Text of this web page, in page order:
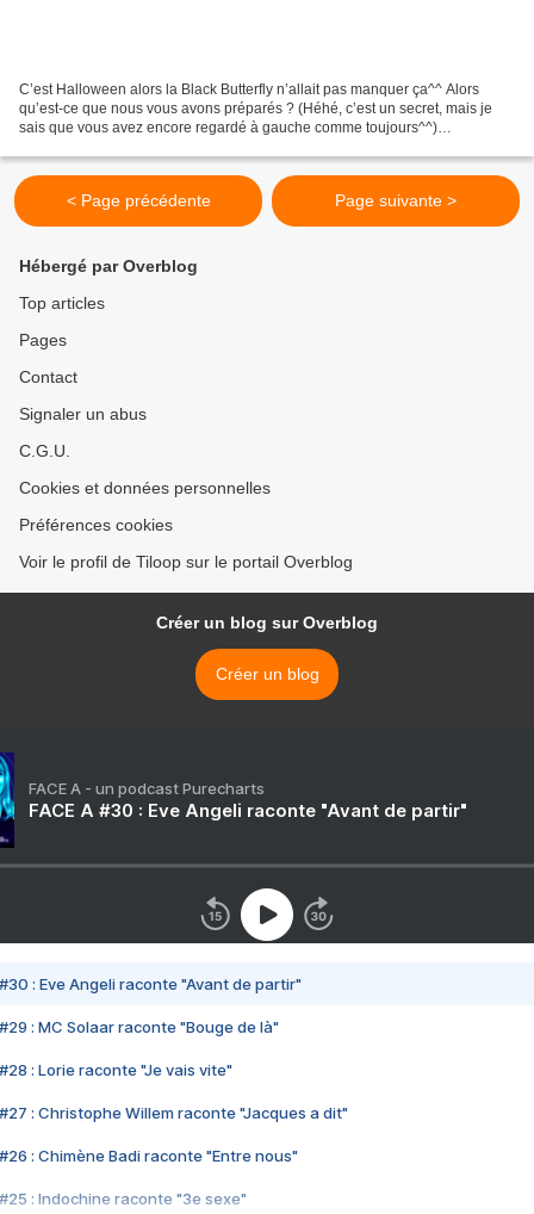
C’est Halloween alors la Black Butterfly n’allait pas manquer ça^^ Alors
qu’est-ce que nous vous avons préparés ? (Héhé, c’est un secret, mais je
sais que vous avez encore regardé à gauche comme toujours^^)
< Page précédente Page suivante >
Hébergé par Overblog
Top articles
Pages
Contact
Signaler un abus
C.G.U.
Cookies et données personnelles
Préférences cookies
Voir le profil de Tiloop sur le portail Overblog
Créer un blog sur Overblog
Créer un blog
FACE A - un podcast Purecharts
FACE A #30 : Eve Angeli raconte "Avant de partir"
#30 : Eve Angeli raconte "Avant de partir"
#29 : MC Solaar raconte "Bouge de là"
#28 : Lorie raconte "Je vais vite"
#27 : Christophe Willem raconte "Jacques a dit"
#26 : Chimène Badi raconte "Entre nous"
#25 : Indochine raconte "3e sexe"